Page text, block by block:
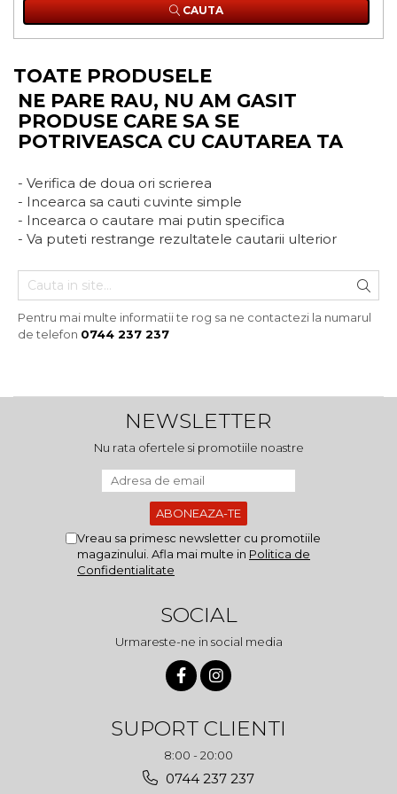
CAUTA
TOATE PRODUSELE
NE PARE RAU, NU AM GASIT
PRODUSE CARE SA SE
POTRIVEASCA CU CAUTAREA TA
- Verifica de doua ori scrierea
- Incearca sa cauti cuvinte simple
- Incearca o cautare mai putin specifica
- Va puteti restrange rezultatele cautarii ulterior
Pentru mai multe informatii te rog sa ne contactezi la numarul
de telefon 0744 237 237
NEWSLETTER
Nu rata ofertele si promotiile noastre
Vreau sa primesc newsletter cu promotiile
magazinului. Afla mai multe in Politica de
Confidentialitate
SOCIAL
Urmareste-ne in social media
SUPORT CLIENTI
8:00 - 20:00
0744 237 237